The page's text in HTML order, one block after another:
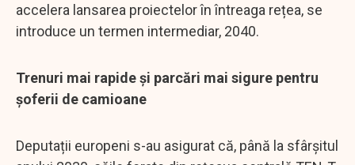
accelera lansarea proiectelor în întreaga rețea, se
introduce un termen intermediar, 2040.
Trenuri mai rapide și parcări mai sigure pentru
șoferii de camioane
Deputații europeni s-au asigurat că, până la sfârșitul